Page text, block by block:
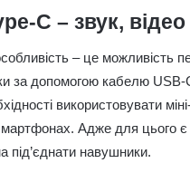
C – звук,
– це можливість
за допомогою кабелю
використовувати
Адже для цього є
під’єднати навушники.